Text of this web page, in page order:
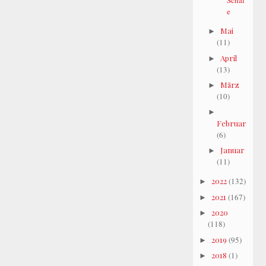
e
► Mai
(11)
► April
(13)
► März
(10)
►
Februar
(6)
► Januar
(11)
► 2022(132)
► 2021 (167)
► 2020
(118)
► 2019 (95)
► 2018 (1)